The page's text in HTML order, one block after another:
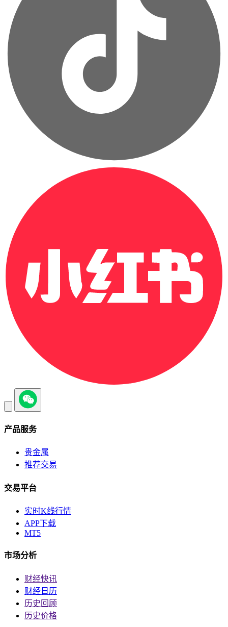
产品服务
贵金属
推荐交易
交易平台
实时K线行情
APP下载
MT5
市场分析
财经快讯
财经日历
历史回顾
历史价格